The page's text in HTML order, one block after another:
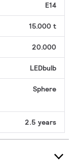
E14
15.000 t
20.000
LEDbulb
Sphere
2.5 years